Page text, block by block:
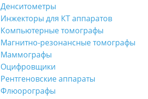
Денситометры
Инжекторы для КТ аппаратов
Компьютерные томографы
Магнитно-резонансные томографы
Маммографы
Оцифровщики
Рентгеновские аппараты
Флюорографы